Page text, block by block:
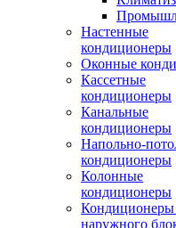
Настенные
кондиционеры
Оконные
Кассетные
кондиционеры
Канальные
кондиционеры
Напольно-
кондиционеры
Колонные
кондиционеры
Кондиционеры
наружного